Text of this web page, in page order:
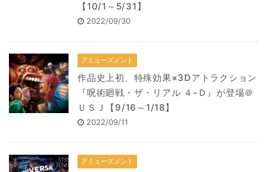
【10/1～5/31】
2022/09/30
アミューズメント
作品史上初、特殊効果×3Dアトラクション
『呪術廻戦・ザ・リアル ４-Ｄ』が登場＠
ＵＳＪ【9/16～1/18】
2022/09/11
アミューズメント